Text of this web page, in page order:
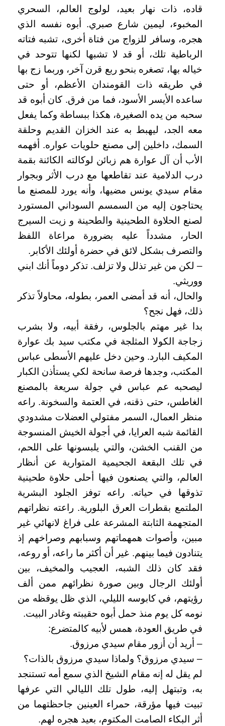
قاده، ذات نهار بعيد، لولوج العالم، السحري
المخبوء، ليمين شارع صبري. أبوه نفسه الذي
هجره، وسافر للزواج من فتاة أخرى، تشبه فتاته
الرباطية تلك، أو قد لا تشبها لكنها تتوحد في
خياله بها، تصغره بنحو ربع قرن آخر، وربما زج بها
في طريقه ذات القومندان الأعظم، أو حتى
ساعده الأيسر الأسود، فما من فرق. كان أبوه قد
سحبه من يده الصغيرة، هكذا ببساطة وكما يفعل
معه الجد، ليهبط به عند الخزان القديم وحلقة
السمك، داخلين إلى مصنع حلويات عواره. أفهمه
الأب أن آل عوارة هم زبائن لوكالته الكائنة بقمة
درب الدلامية عند تقاطعها مع درب الأثر وبجوار
مقام سيدي يونس مضيها، وأنه يورد للمصنع ما
يحتاجون إليه من السمسم السوداني المستورد
لصنع الحلاوة الطحينية والطحينة و زيت السيرج
الحار، مشدداً عليه بضرورة مراعاة اللفظ
والتصرف بشكل لائق في حضرة أولئك الأكابر.
– لكن من غير تذلل ولا تزلف. تذكر دوماً أنك ابني
ووريثي.
والحال، أنه قد أمضى العمر، بطوله، محاولاً تذكر
ذلك، فهل نجح؟
بدا غير مهتم بالجلوس، رفقة أبيه، ولا بشرب
زجاجة الكولا المثلجة في مكتب سيد بك عوارة
المكيف البارد. وحين دخل عليهم الأسطى عباس
المكتب، وجدها فرصة سانحة لكي يستأذن الكبار
ليصحبه عم عباس في جولة سريعة بالمصنع
الغاطس، حتى ذقنه، في العتمة والسخونة. راعه
منظر العمال، السمر مفتولي العضلات مشدودي
القائمة شبه العرايا، في أجولة الخيش المنسوجة
من القنب الخشن، والتي يلبسونها على اللحم،
في تلك البقعة الجحيمية المتوارية عن أنظار
العالم، والتي يصنعون فيها أحلى حلاوة طحينية
تذوقها في حياته. راعه توفز الجلود البشرية
الملتمع بقطرات العرق البلورية. راعته نظراتهم
المتجهمة الثابتة المشرعة على فراغ لانهائي غير
مبين، وأصوات همهماتهم وسبابهم وصراخهم إذ
يتنادون فيما بينهم. غير أن أكثر ما راعه، أو روعه،
فقد كان ذلك الشبه، العجيب والمخيف، بين
أولئك الرجال وبين صورة نظرائهم ممن ألف
رؤيتهم، في كابوسه الليلي، الذي ظل يوقظه من
نومه كل يوم منذ حمل أبوه حقيبته وغادر البيت.
في طريق العودة، همس لأبيه كالمتضرع:
– أريد أن أزور مقام سيدي مرزوق.
– سيدي مرزوق؟ ولماذا سيدي مرزوق بالذات؟
لم يقل له إنه مقام الشيخ الذي سمع أمه تستنجد
به، وتبتهل إليه، طول تلك الليالي التي عرفها
تبيت فيها مؤرقة، حمراء العينين جاحظتهما من
أثر البكاء الصامت المكتوم، بعيد هجره لهم.